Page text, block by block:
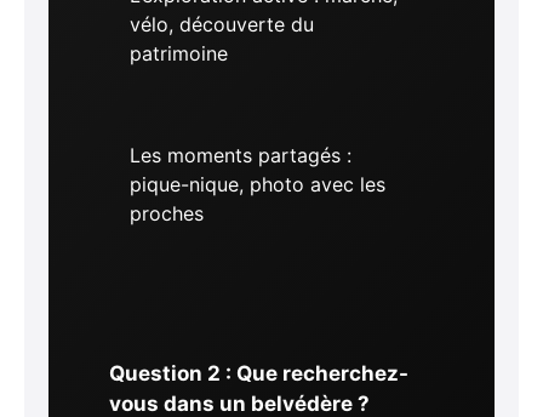
vélo, découverte du
patrimoine
Les moments partagés :
pique-nique, photo avec les
proches
Question 2 : Que recherchez-
vous dans un belvédère ?